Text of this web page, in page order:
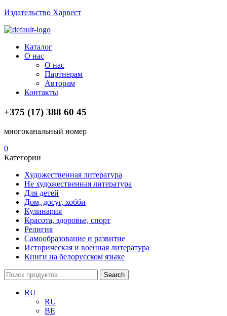
Издательство Харвест
Menu
Каталог
О нас
О нас
Партнерам
Авторам
Контакты
+375 (17) 388 60 45
многоканальный номер
0
Категории
Художественная литература
Не художественная литература
Для детей
Дом, досуг, хобби
Кулинария
Красота, здоровье, спорт
Религия
Самообразование и развитие
Историческая и военная литература
Книги на белорусском языке
Search
for:
Search
RU
RU
BE